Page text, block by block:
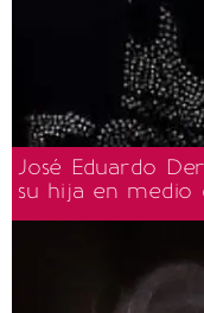
José Eduardo
su hija en medio